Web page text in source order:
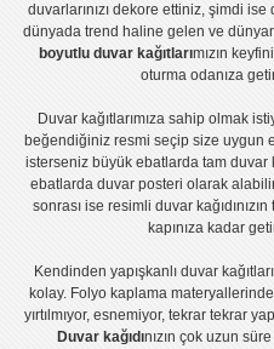
duvarlarınızı dekore ettiniz, şimdi ise
dünyada trend haline gelen ve
boyutlu duvar kağıtlarımızın
oturma odanıza
Duvar kağıtlarımıza sahip olmak
beğendiğiniz resmi seçip size uygun
isterseniz büyük ebatlarda tam duvar
ebatlarda duvar posteri olarak
sonrası iseresimli duvar kağıdı
kapınıza kadar
Kendinden yapışkanlı duvar
kolay. Folyo kaplama
yırtılmıyor, esnemiyor, tekrar tekrar
Duvar kağıdınızın çok uzun